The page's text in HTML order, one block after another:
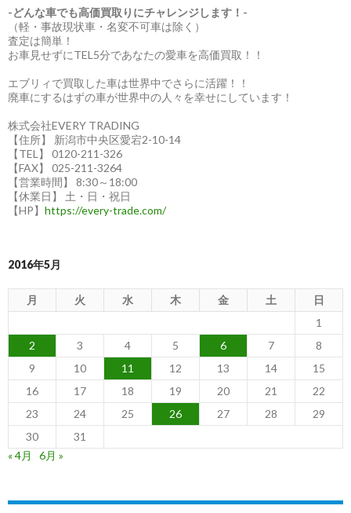
タ
／
ス
ト
-どんな車でも高価買取りにチャレンジします！-
（軽・事故現状車・名変不可車は除く）
査定は簡単！
お車見せずにTEL5分であなたの愛車を高価買取！！
エブリィで買取した車は世界中でさらに活躍！！
廃車にするはずの車が世界中の人々を幸せにしています！
株式会社EVERY TRADING
【住所】 新潟市中央区愛宕2-10-14
【TEL】 0120-211-326
【FAX】 025-211-3264
【営業時間】 8:30～18:00
【休業日】 土・日・祝日
【HP】 https://every-trade.com/
2016年5月
月 火 水 木 金 土
日
1
2
3 4 5 6 7
8
9
10 11 12 13 14
15
16
17 18 19 20 21
22
23
24 25 26 27 28
29
30
31
« 4月
6月 »